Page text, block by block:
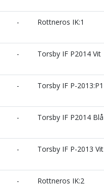
- Rottneros IK:1
- Torsby IF P2014 Vit
- Torsby IF P-
- Torsby IF P2014 Blå
- Torsby IF P-2013 Vit
- Rottneros IK:2